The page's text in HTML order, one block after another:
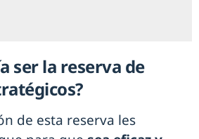
ser la reserva de
de esta reserva les